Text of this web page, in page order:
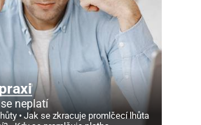
neplatí
Jak se zkracuje promlčecí lhůta